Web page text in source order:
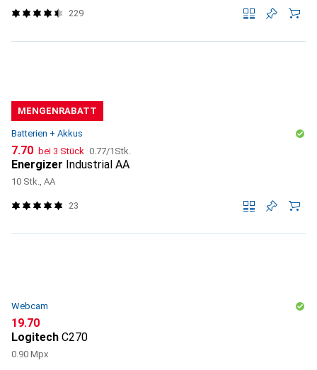
229
MENGENRABATT
Batterien + Akkus
CHF
7.70 bei 3 Stück CHF
0.77/1Stk.
Energizer Industrial AA
10 Stk., AA
23
Webcam
CHF
19.70
Logitech C270
0.90 Mpx